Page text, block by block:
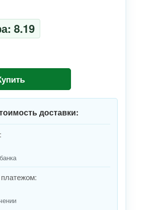
8.19
доставки: